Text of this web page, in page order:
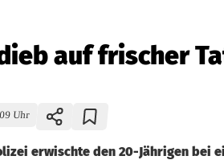
auf frischer
Uhr
erwischte den 20-Jährigen